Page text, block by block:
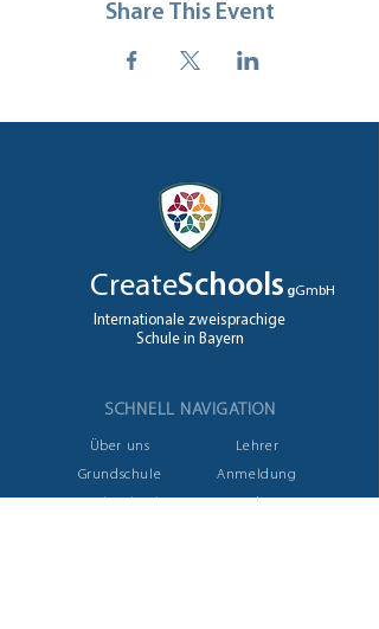
Share This Event
CreateSchools gGmbH
Internationale zweisprachige
Schule in Bayern
SCHNELL NAVIGATION
Über uns
Grundschule
Lehrer
Anmeldung